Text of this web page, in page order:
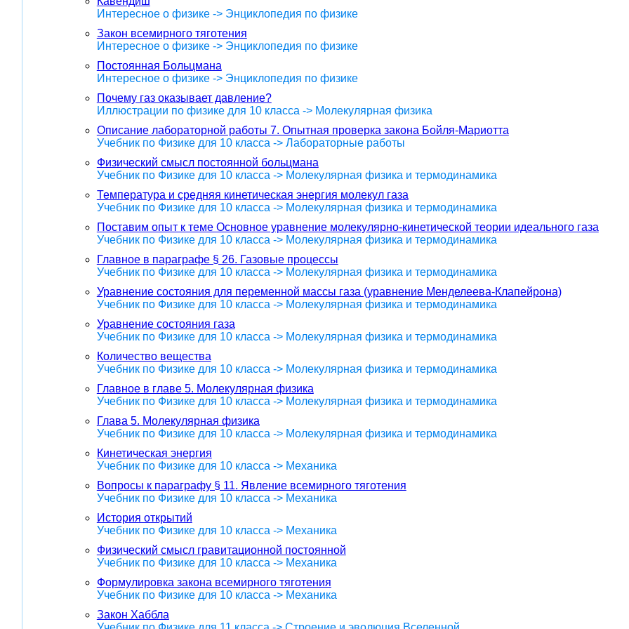
Интересное о физике -> Энциклопедия по физике
Закон всемирного тяготения
Интересное о физике -> Энциклопедия по физике
Постоянная Больцмана
Интересное о физике -> Энциклопедия по физике
Почему газ оказывает давление?
Иллюстрации по физике для 10 класса -> Молекулярная физика
Описание лабораторной работы 7. Опытная проверка закона Бойля-Мариотта
Учебник по Физике для 10 класса -> Лабораторные работы
Физический смысл постоянной больцмана
Учебник по Физике для 10 класса -> Молекулярная физика и термодинамика
Температура и средняя кинетическая энергия молекул газа
Учебник по Физике для 10 класса -> Молекулярная физика и термодинамика
Поставим опыт к теме Основное уравнение молекулярно-кинетической теории идеального газа
Учебник по Физике для 10 класса -> Молекулярная физика и термодинамика
Главное в параграфе § 26. Газовые процессы
Учебник по Физике для 10 класса -> Молекулярная физика и термодинамика
Уравнение состояния для переменной массы газа (уравнение Менделеева-Клапейрона)
Учебник по Физике для 10 класса -> Молекулярная физика и термодинамика
Уравнение состояния газа
Учебник по Физике для 10 класса -> Молекулярная физика и термодинамика
Количество вещества
Учебник по Физике для 10 класса -> Молекулярная физика и термодинамика
Главное в главе 5. Молекулярная физика
Учебник по Физике для 10 класса -> Молекулярная физика и термодинамика
Глава 5. Молекулярная физика
Учебник по Физике для 10 класса -> Молекулярная физика и термодинамика
Кинетическая энергия
Учебник по Физике для 10 класса -> Механика
Вопросы к параграфу § 11. Явление всемирного тяготения
Учебник по Физике для 10 класса -> Механика
История открытий
Учебник по Физике для 10 класса -> Механика
Физический смысл гравитационной постоянной
Учебник по Физике для 10 класса -> Механика
Формулировка закона всемирного тяготения
Учебник по Физике для 10 класса -> Механика
Закон Хаббла